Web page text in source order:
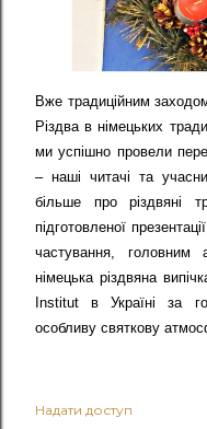
Вже традиційним
Різдва в німецьких
ми успішно провели
– наші читачі та
більше про різдвяні
підготовленої
частування, головним
німецька різдвяна
Institut в Україні за
особливу святкову
Надати доступ